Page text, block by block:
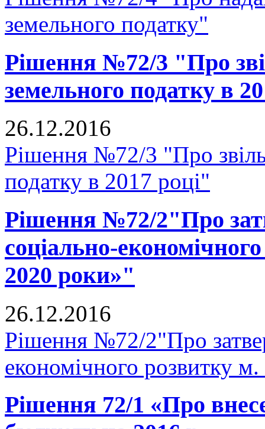
земельного податку"
Рішення №72/3 "Про
земельного податку в
26.12.2016
Рішення №72/3 "Про
податку в 2017 році"
Рішення №72/2"Про
соціально-
2020 роки»"
26.12.2016
Рішення №72/2"Про
економічного розвитку
Рішення 72/1 «Про